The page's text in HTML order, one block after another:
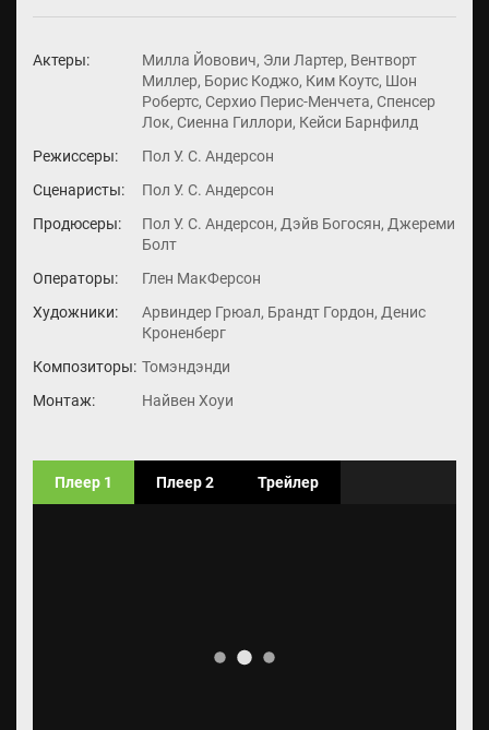
Актеры:
Милла Йовович, Эли Лартер, Вентворт
Миллер, Борис Коджо, Ким Коутс, Шон
Робертс, Серхио Перис-Менчета, Спенсер
Лок, Сиенна Гиллори, Кейси Барнфилд
Режиссеры:
Пол У. С. Андерсон
Сценаристы:
Пол У. С. Андерсон
Продюсеры:
Пол У. С. Андерсон, Дэйв Богосян, Джереми
Болт
Операторы:
Глен МакФерсон
Художники:
Арвиндер Грюал, Брандт Гордон, Денис
Кроненберг
Композиторы: Томэндэнди
Монтаж:
Найвен Хоуи
Плеер 1 Плеер 2 Трейлер